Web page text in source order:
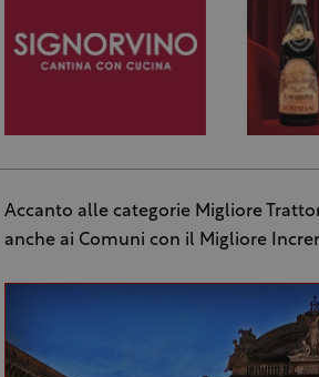
Accanto alle categorie Migliore
anche ai Comuni con il Migliore